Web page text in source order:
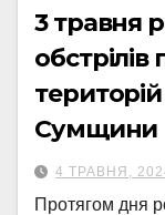
3 травня
Сумщини
4 ТРАВНЯ,
Протягом дня